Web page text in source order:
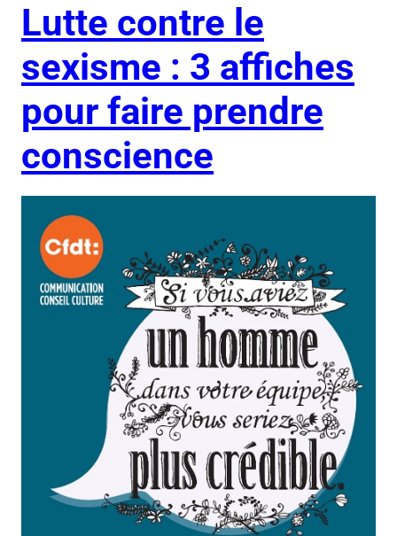
Lutte contre le
sexisme : 3 affiches
pour faire prendre
conscience